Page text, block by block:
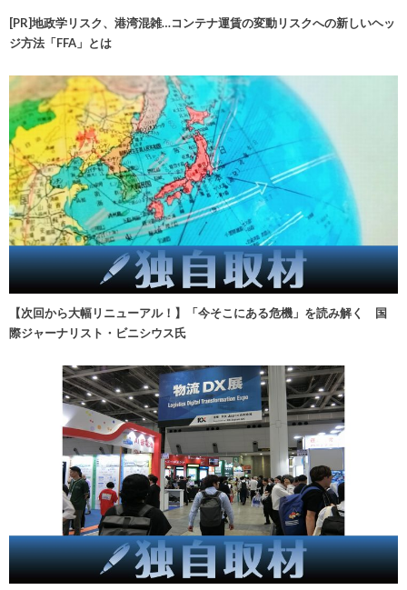
[PR]地政学リスク、港湾混雑…コンテナ運賃の変動リスクへの新しいヘッ
ジ方法「FFA」とは
【次回から大幅リニューアル！】「今そこにある危機」を読み解く 国
際ジャーナリスト・ビニシウス氏